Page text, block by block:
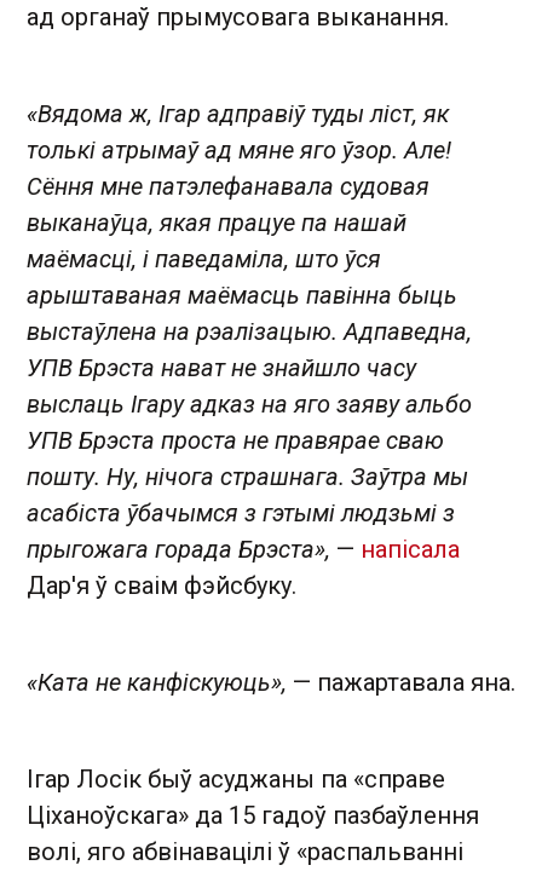
ад органаў прымусовага выканання.
«Вядома ж, Ігар адправіў туды ліст, як
толькі атрымаў ад мяне яго ўзор. Але!
Сёння мне патэлефанавала судовая
выканаўца, якая працуе па нашай
маёмасці, і паведаміла, што ўся
арыштаваная маёмасць павінна быць
выстаўлена на рэалізацыю. Адпаведна,
УПВ Брэста нават не знайшло часу
выслаць Ігару адказ на яго заяву альбо
УПВ Брэста проста не правярае сваю
пошту. Ну, нічога страшнага. Заўтра мы
асабіста ўбачымся з гэтымі людзьмі з
прыгожага горада Брэста», — напісала
Дар'я ў сваім фэйсбуку.
«Ката не канфіскуюць», — пажартавала яна.
Ігар Лосік быў асуджаны па «справе
Ціханоўскага» да 15 гадоў пазбаўлення
волі, яго абвінавацілі ў «распальванні